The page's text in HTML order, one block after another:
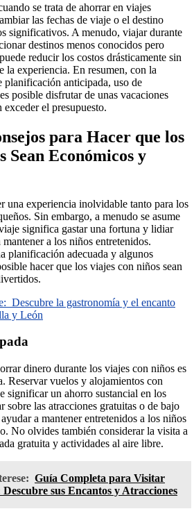
se trata de ahorrar en viajes
las fechas de viaje o el destino
significativos. A menudo, viajar durante
destinos menos conocidos pero
reducir los costos drásticamente sin
la experiencia. En resumen, con la
planificación anticipada, uso de
posible disfrutar de unas vacaciones
el presupuesto.
para Hacer que los
Sean Económicos y
una experiencia inolvidable tanto para los
Sin embargo, a menudo se asume
significa gastar una fortuna y lidiar
a los niños entretenidos.
planificación adecuada y algunos
hacer que los viajes con niños sean
Descubre la gastronomía y el encanto
y León
dinero durante los viajes con niños es
Reservar vuelos y alojamientos con
significar un ahorro sustancial en los
sobre las atracciones gratuitas o de bajo
a mantener entretenidos a los niños
No olvides también considerar la visita a
gratuita y actividades al aire libre.
Guía Completa para Visitar
sus Encantos y Atracciones